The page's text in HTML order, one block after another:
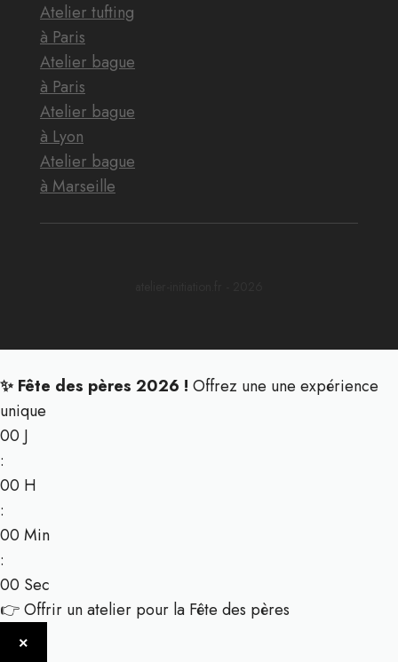
Atelier tufting
à Paris
Atelier bague
à Paris
Atelier bague
à Lyon
Atelier bague
à Marseille
✨ Fête des pères 2026 ! Offrez une une expérience
unique
00 J
:
00 H
:
00 Min
:
00 Sec
👉 Offrir un atelier pour la Fête des pères
×